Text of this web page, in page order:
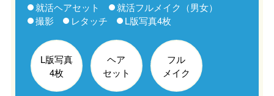
就活ヘアセット
就活フルメイク（男女）
撮影
レタッチ L版写真4枚​​
L版写真
4枚
ヘア
セット
フル
メイク